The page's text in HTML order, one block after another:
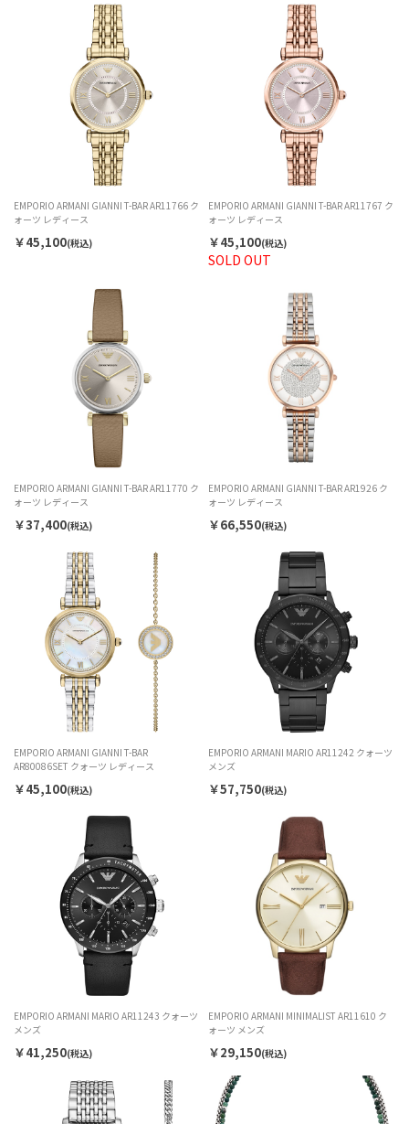
EMPORIO ARMANI GIANNI T-BAR AR11766 ク
ォーツ レディース
￥45,100(税込)
SOLD OUT
EMPORIO ARMANI GIANNI T-BAR AR11767 ク
ォーツ レディース
￥45,100(税込)
EMPORIO ARMANI GIANNI T-BAR AR11770 ク
ォーツ レディース
￥37,400(税込)
EMPORIO ARMANI GIANNI T-BAR AR1926 ク
ォーツ レディース
￥66,550(税込)
EMPORIO ARMANI GIANNI T-BAR
AR80086SET クォーツ レディース
￥45,100(税込)
EMPORIO ARMANI MARIO AR11242 クォーツ
メンズ
￥57,750(税込)
EMPORIO ARMANI MARIO AR11243 クォーツ
メンズ
￥41,250(税込)
EMPORIO ARMANI MINIMALIST AR11610 ク
ォーツ メンズ
￥29,150(税込)